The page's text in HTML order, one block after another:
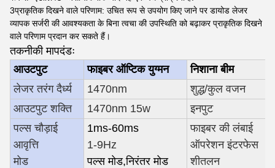
3प्राकृतिक दिखने वाले परिणाम: उचित रूप से उपयोग किए जाने पर डायोड लेजर
व्यापक सर्जरी की आवश्यकता के बिना त्वचा की उपस्थिति को बढ़ाकर प्राकृतिक दिखने
वाले परिणाम प्रदान कर सकते हैं।
तकनीकी मापदंडः
आउटपुट
फाइबर ऑप्टिक युग्मन
निशाना बीम
लेजर तरंग दैर्ध्य
1470nm
शुद्ध/कुल वजन
आउटपुट शक्ति
1470nm 15w
इनपुट
पल्स चौड़ाई
आवृत्ति
मोड
1ms-60ms
1-9Hz
पल्स मोड,निरंतर मोड
फाइबर की लंबाई
ऑपरेशन इंटरफेस
शीतलन